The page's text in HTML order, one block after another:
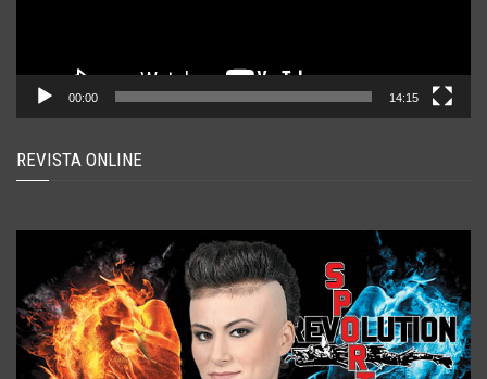
00:00 14:15
REVISTA ONLINE